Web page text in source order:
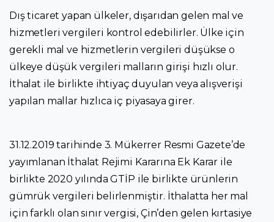
Dış ticaret yapan ülkeler, dışarıdan gelen mal ve
hizmetleri vergileri kontrol edebilirler. Ülke için
gerekli mal ve hizmetlerin vergileri düşükse o
ülkeye düşük vergileri malların girişi hızlı olur.
İthalat ile birlikte ihtiyaç duyulan veya alışverişi
yapılan mallar hızlıca iç piyasaya girer.
31.12.2019 tarihinde 3. Mükerrer Resmi Gazete’de
yayımlanan İthalat Rejimi Kararına Ek Karar ile
birlikte 2020 yılında GTİP ile birlikte ürünlerin
gümrük vergileri belirlenmiştir. İthalatta her mal
için farklı olan sınır vergisi, Çin’den gelen kırtasiye